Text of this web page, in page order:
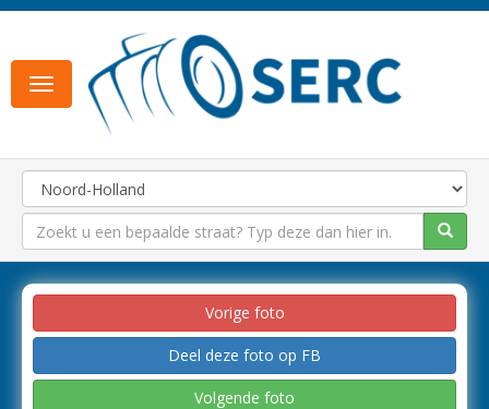
Toggle
navigation
Vorige foto
Deel deze foto op FB
Volgende foto